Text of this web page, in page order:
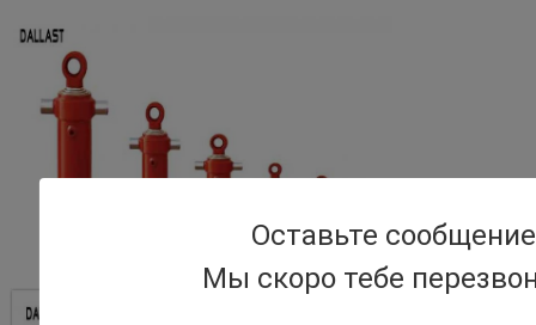
Оставьте сообщение
Мы скоро тебе